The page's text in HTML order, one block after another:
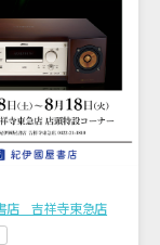
店 吉祥寺東急店